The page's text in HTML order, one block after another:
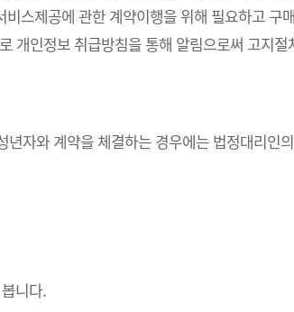
스제공에 관한 계약이행을 위해 필요하고 구
개인정보 취급방침을 통해 알림으로써 고지절
자와 계약을 체결하는 경우에는 법정대리인
니다.